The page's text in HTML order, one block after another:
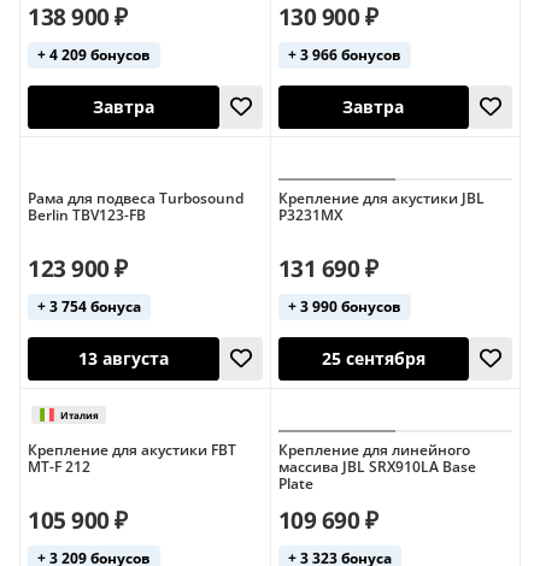
25 сентября
Завтра
138 900 ₽
+ 4 209 бонусов
130 900 ₽
+ 3 966 бонусов
Рама для подвеса Turbosound
Berlin TBV123-FB
123 900 ₽
+ 3 754 бонуса
Крепление для акустики JBL
P3231MX
131 690 ₽
+ 3 990 бонусов
Крепление для акустики FBT
MT-F 212
105 900 ₽
+ 3 209 бонусов
Крепление для линейного
массива JBL SRX910LA Base
Plate
109 690 ₽
+ 3 323 бонуса